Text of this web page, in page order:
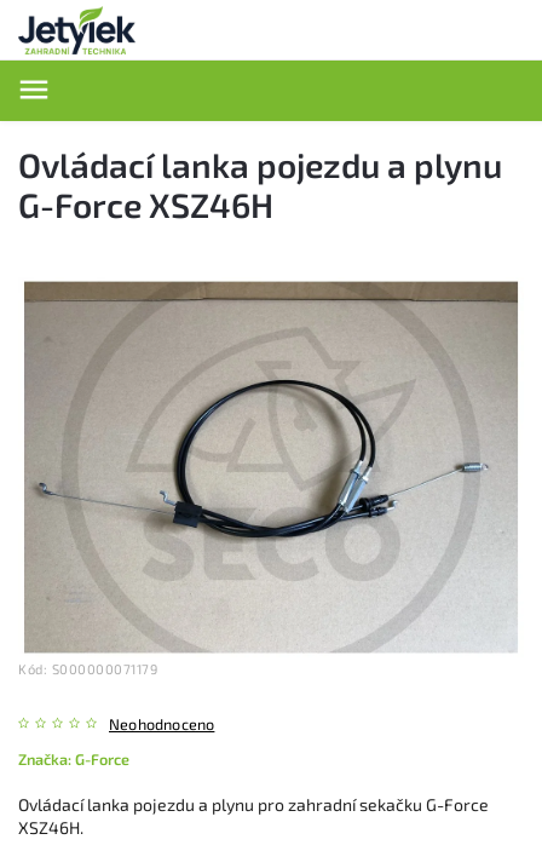
Ovládací lanka pojezdu a plynu
G-Force XSZ46H
Kód: S000000071179
Neohodnoceno
Značka:G-Force
Ovládací lanka pojezdu a plynu pro zahradní sekačku G-Force
XSZ46H.